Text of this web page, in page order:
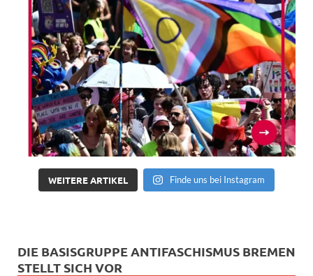
WEITERE ARTIKEL Finde uns bei Instagram
DIE BASISGRUPPE ANTIFASCHISMUS BREMEN
STELLT SICH VOR